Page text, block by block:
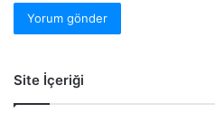
Site İçeriği